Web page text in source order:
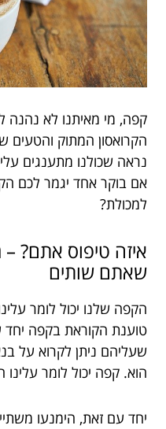
קפה, מי מאיתנו לא נהנה
הקרואסון המתוק והטעים
נראה שכולנו מתענגים
אם בוקר אחד יגמר לכם
למכולת?
איזה טיפוס אתם?
שאתם שותים
הקפה שלנו יכול לומר
טוענת הקוראת בקפה
שעליהם ניתן לקרוא על
הוא. קפה יכול לומר עלינו
יחד עם זאת, הימנעו